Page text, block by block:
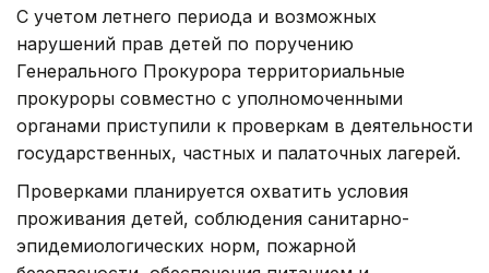
С учетом летнего периода и возможных
нарушений прав детей по поручению
Генерального Прокурора территориальные
прокуроры совместно с уполномоченными
органами приступили к проверкам в деятельности
государственных, частных и палаточных лагерей.
Проверками планируется охватить условия
проживания детей, соблюдения санитарно-
эпидемиологических норм, пожарной